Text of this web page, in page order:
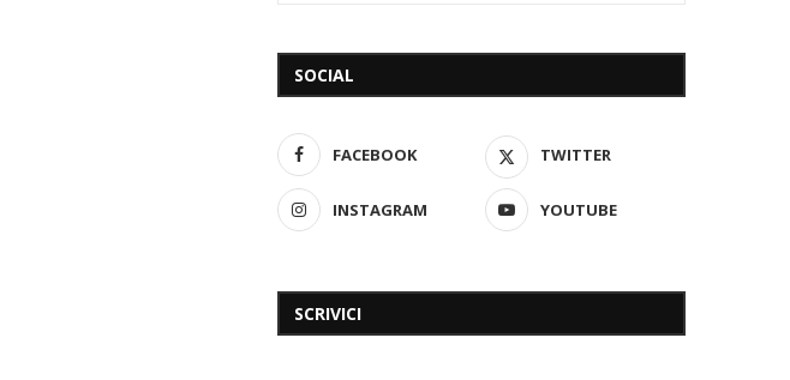
SOCIAL
FACEBOOK TWITTER
INSTAGRAM YOUTUBE
SCRIVICI